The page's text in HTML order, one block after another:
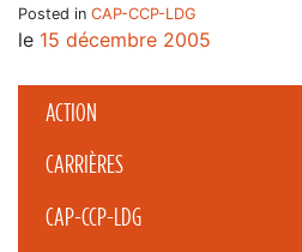
ACTION
CARRIÈRES
CAP-CCP-LDG
Posted in CAP-CCP-LDG
le 15 décembre 2005